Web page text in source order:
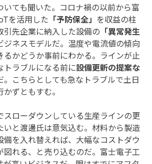
いても聞いた。コロナ禍の以前から富
を活用した 「予防保全」 を収益の柱
引先企業に納入した設備の 「異常発生
ジネスモデルだ。温度や電流値の傾向
るかどうか事前にわかる。ラインが止
トラブルになる前に設備更新の提案な
。こちらとしても急なトラブルで土日
ずともすむ。
スローダウンしている生産ラインの更
いと渡邊氏は意気込む。材料から製造
備を入れ替えれば、大幅なコストダウ
図れる、と売り込むのだ。富士電子工